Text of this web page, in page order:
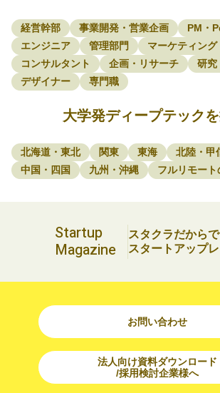
経営幹部 事業開発・営業企画 PM・
エンジニア
管理部門
マーケティング
コンサルタント
企画・リサーチ
研究
デザイナー
専門職
大学発ディープテック
北海道・東北 関東 東海 北陸・甲
中国・四国
九州・沖縄 フルリモート
Startup
Magazine
スタクラだから
スタートアップ
お問い合わせ
法人向け資料ダウンロード
/採用検討企業様へ